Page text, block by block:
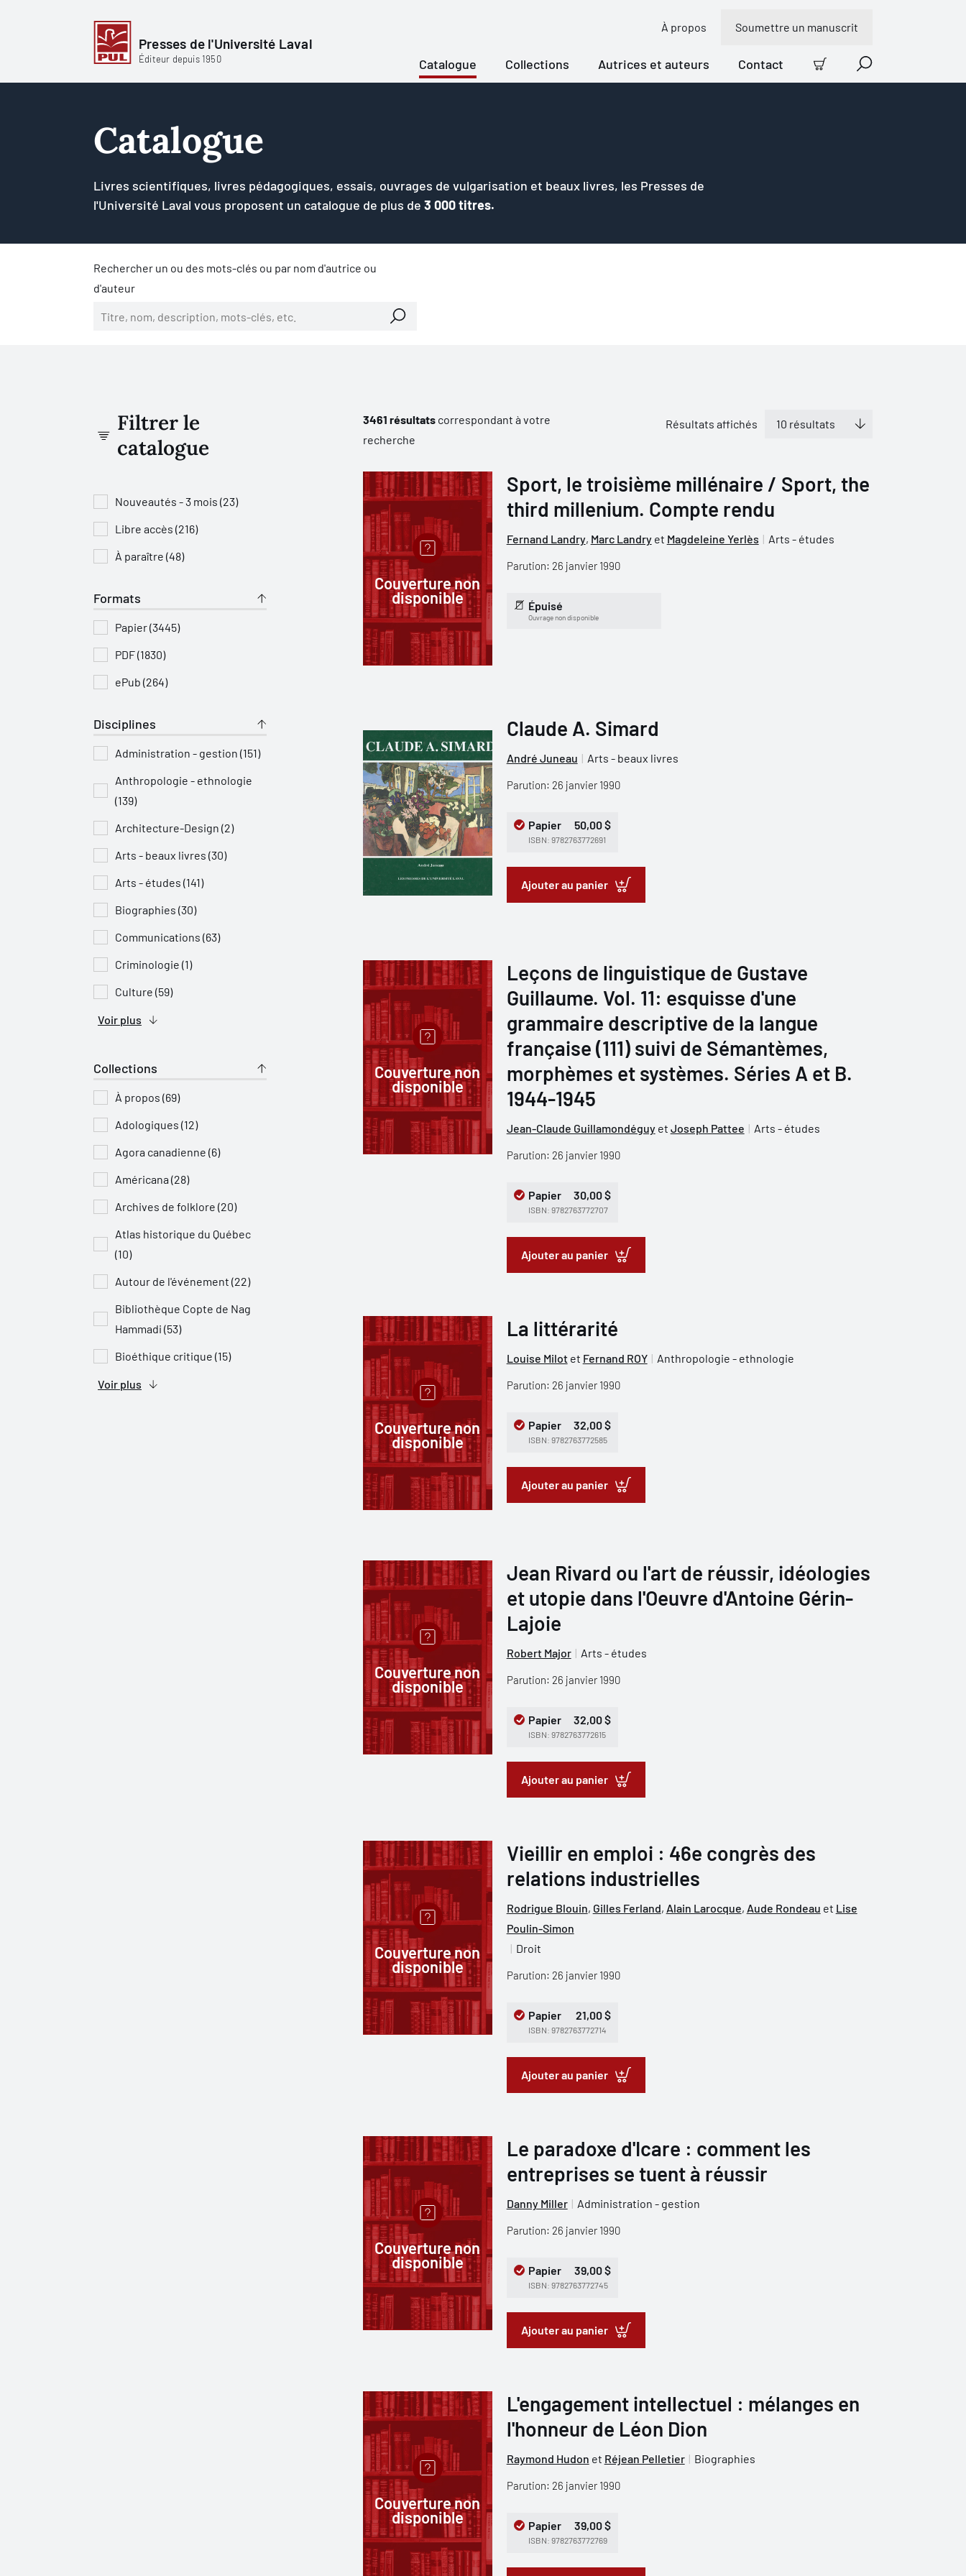
Presses de l'Université Laval
Éditeur depuis 1950
À propos Soumettre un manuscrit
Catalogue Collections Autrices et auteurs Contact
Panier Recherche
Catalogue
Livres scientifiques, livres pédagogiques, essais, ouvrages de vulgarisation et beaux livres, les Presses de
l'Université Laval vous proposent un catalogue de plus de 3 000 titres.
Rechercher un ou des mots-clés ou par nom d'autrice ou
d'auteur
Filtrer le
catalogue
Nouveautés - 3 mois (23)
Libre accès (216)
À paraître (48)
Formats
Papier (3445)
PDF (1830)
ePub (264)
Disciplines
Administration - gestion (151)
Anthropologie - ethnologie
(139)
Architecture-Design (2)
Arts - beaux livres (30)
Arts - études (141)
Biographies (30)
Communications (63)
Criminologie (1)
Culture (59)
Voir plus
Collections
À propos (69)
Adologiques (12)
Agora canadienne (6)
Américana (28)
Archives de folklore (20)
Atlas historique du Québec
(10)
Autour de l'événement (22)
Bibliothèque Copte de Nag
Hammadi (53)
Bioéthique critique (15)
Voir plus
3461 résultatscorrespondant à votre
recherche
Résultats affichés
Couverture non
disponible
Sport, le troisième millénaire / Sport, the
third millenium. Compte rendu
Fernand Landry, Marc Landryet Magdeleine Yerlès Arts - études
Parution: 26 janvier 1990
Épuisé
Ouvrage non disponible
Claude A. Simard
André Juneau Arts - beaux livres
Parution: 26 janvier 1990
Papier 50,00 $
ISBN: 9782763772691
Ajouter au panier
Couverture non
disponible
Leçons de linguistique de Gustave
Guillaume. Vol. 11: esquisse d'une
grammaire descriptive de la langue
française (111) suivi de Sémantèmes,
morphèmes et systèmes. Séries A et B.
1944-1945
Jean-Claude Guillamondéguyet Joseph Pattee Arts - études
Parution: 26 janvier 1990
Papier 30,00 $
ISBN: 9782763772707
Ajouter au panier
Couverture non
disponible
La littérarité
Louise Milotet Fernand ROY Anthropologie - ethnologie
Parution: 26 janvier 1990
Papier 32,00 $
ISBN: 9782763772585
Ajouter au panier
Couverture non
disponible
Jean Rivard ou l'art de réussir, idéologies
et utopie dans l'Oeuvre d'Antoine Gérin-
Lajoie
Robert Major Arts - études
Parution: 26 janvier 1990
Papier 32,00 $
ISBN: 9782763772615
Ajouter au panier
Couverture non
disponible
Vieillir en emploi : 46e congrès des
relations industrielles
Rodrigue Blouin, Gilles Ferland, Alain Larocque, Aude Rondeau et Lise
Poulin-Simon
Droit
Parution: 26 janvier 1990
Papier 21,00 $
ISBN: 9782763772714
Ajouter au panier
Couverture non
disponible
Le paradoxe d'Icare : comment les
entreprises se tuent à réussir
Danny Miller Administration - gestion
Parution: 26 janvier 1990
Papier 39,00 $
ISBN: 9782763772745
Ajouter au panier
Couverture non
disponible
L'engagement intellectuel : mélanges en
l'honneur de Léon Dion
Raymond Hudon et Réjean Pelletier Biographies
Parution: 26 janvier 1990
Papier 39,00 $
ISBN: 9782763772769